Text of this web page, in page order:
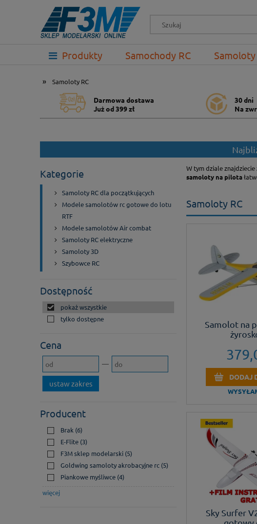
Produkty Samochody RC Samoloty
Prezenty
» Samoloty RC
Darmowa dostawa
Już od 399 zł
30 dni
Na
Kategorie
Samoloty RC dla początkujących
Modele samolotów rc gotowe do lotu
RTF
Modele samolotów Air combat
Samoloty RC elektryczne
Samoloty 3D
Szybowce RC
Dostępność
pokaż wszystkie
tylko dostępne
Cena
ustaw zakres
Producent
Brak (6)
E-Flite (3)
F3M sklep modelarski (5)
Goldwing samoloty akrobacyjne rc (5)
Piankowe myśliwce (4)
więcej
W tym dziale
samoloty na pilota
Samoloty RC
Samolot na
DODAJ
Sky Surfer